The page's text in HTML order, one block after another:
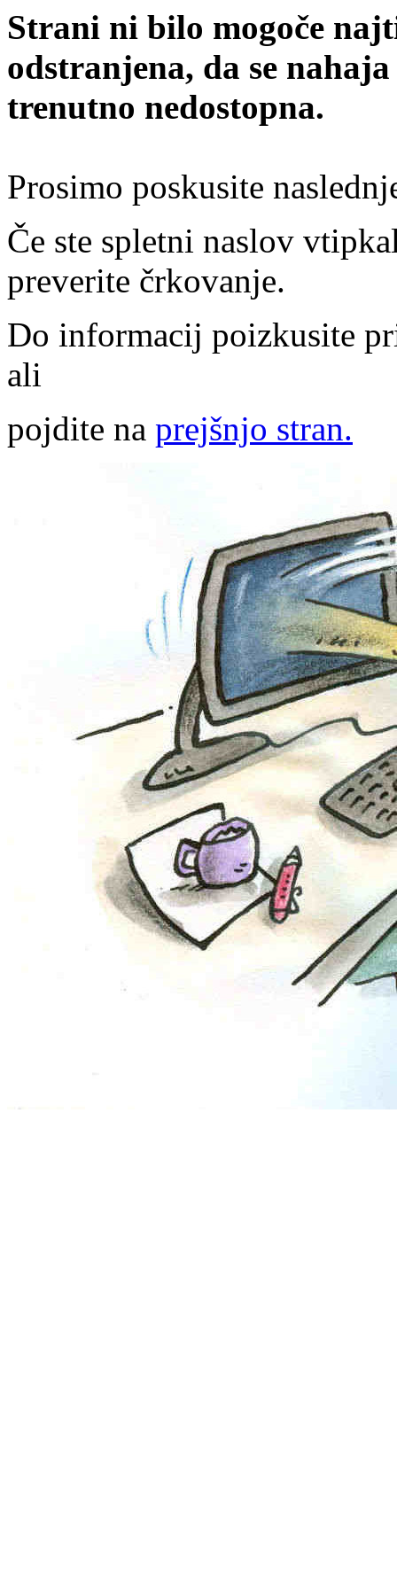
Strani ni bilo mogoče
odstranjena, da se
trenutno nedostopna.
Prosimo poskusite
Če ste spletni naslov
preverite črkovanje.
Do informacij poizkusite
ali
pojdite na prejšnjo stran.